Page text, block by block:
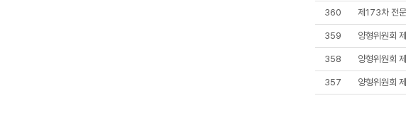
360 제173차 전
359 양형위원회
358 양형위원회
357 양형위원회